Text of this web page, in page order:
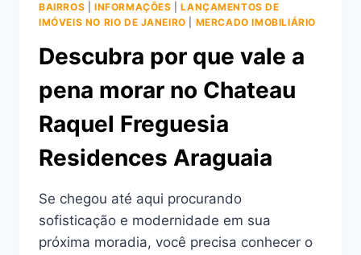
BAIRROS INFORMAÇÕES |LANÇAMENTOS DE
IMÓVEIS NO RIO DE JANEIRO
MERCADO IMOBILIÁRIO
Descubra por que vale a
pena morar no Chateau
Raquel Freguesia
Residences Araguaia
Se chegou até aqui procurando
sofisticação e modernidade em sua
próxima moradia, você precisa conhecer o